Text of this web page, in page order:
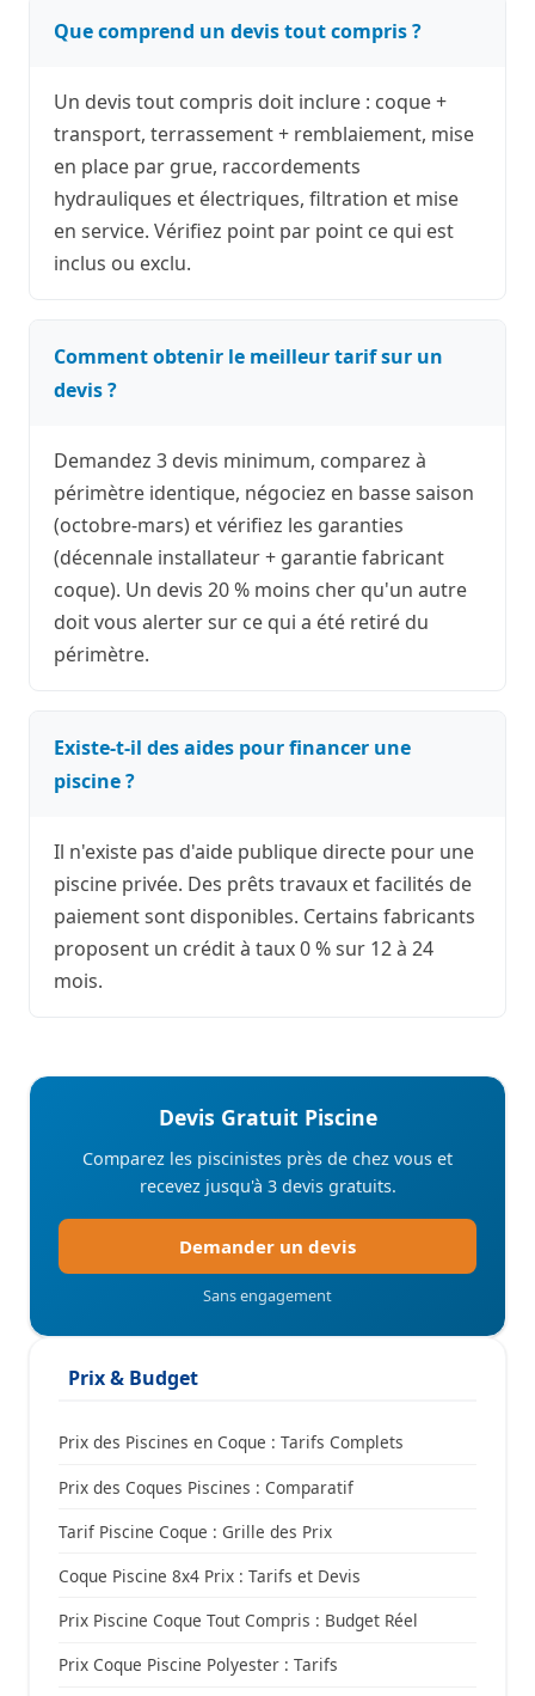
Que comprend un devis tout compris ?
Un devis tout compris doit inclure : coque +
transport, terrassement + remblaiement, mise
en place par grue, raccordements
hydrauliques et électriques, filtration et mise
en service. Vérifiez point par point ce qui est
inclus ou exclu.
Comment obtenir le meilleur tarif sur un
devis ?
Demandez 3 devis minimum, comparez à
périmètre identique, négociez en basse saison
(octobre-mars) et vérifiez les garanties
(décennale installateur + garantie fabricant
coque). Un devis 20 % moins cher qu'un autre
doit vous alerter sur ce qui a été retiré du
périmètre.
Existe-t-il des aides pour financer une
piscine ?
Il n'existe pas d'aide publique directe pour une
piscine privée. Des prêts travaux et facilités de
paiement sont disponibles. Certains fabricants
proposent un crédit à taux 0 % sur 12 à 24
mois.
Devis Gratuit Piscine
Comparez les piscinistes près de chez vous et
recevez jusqu'à 3 devis gratuits.
Demander un devis
Sans engagement
Prix & Budget
Prix des Piscines en Coque : Tarifs Complets
Prix des Coques Piscines : Comparatif
Tarif Piscine Coque : Grille des Prix
Coque Piscine 8x4 Prix : Tarifs et Devis
Prix Piscine Coque Tout Compris : Budget Réel
Prix Coque Piscine Polyester : Tarifs